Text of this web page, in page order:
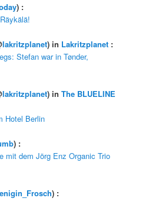
) :
lakritzplanet) in Lakritzplanet :
Stefan war in Tønder,
lakritzplanet) inThe BLUELINE
Hotel Berlin
) :
mit dem Jörg Enz Organic Trio
) :